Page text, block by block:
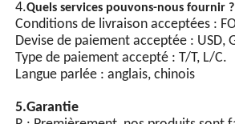
intégrée
disponible.
3. Pouvez-vous accepter de mettre
produit léger ?
Oui. Veuillez nous informer
fonction de notre échantillon.